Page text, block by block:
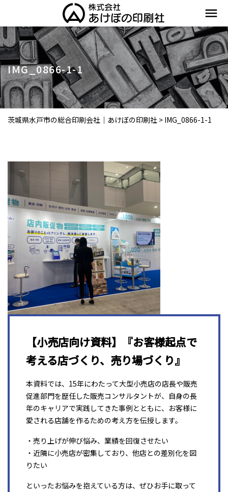
menu
IMG_0866-1-1
茨城県水戸市の総合印刷会社｜あけぼの印刷社 > IMG_0866-1-1
【小売店向け資料】『お客様起点で
考える店づくり、売り場づくり』
本資料では、15年にわたって大型小売店の店長や販売
促進部門を歴任した販売コンサルタントが、自身の長
年のキャリアで実践してきた事例とともに、お客様に
愛される店舗を作るための考え方を伝授します。
・売り上げが伸び悩み、業績を回復させたい
・近隣に小売店が密集しており、他店との差別化を図
りたい
といったお悩みを抱えている方は、ぜひお手に取って